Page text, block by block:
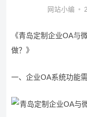
网站小编 •
《青岛定制企业OA与
做？》
一、企业OA系统功能